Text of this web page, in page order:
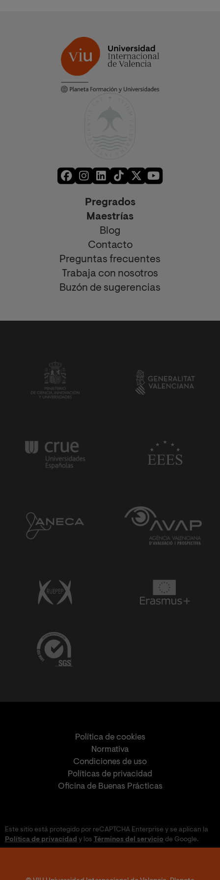
Pregrados
Maestrías
Blog
Contacto
Preguntas frecuentes
Trabaja con nosotros
Buzón de sugerencias
Política de cookies
Normativa
Condiciones de uso
Políticas de privacidad
Oficina de Buenas Prácticas
Este sitio está protegido por reCAPTCHA Enterprise y se aplican la
Política de privacidad y los Términos del servicio de Google.